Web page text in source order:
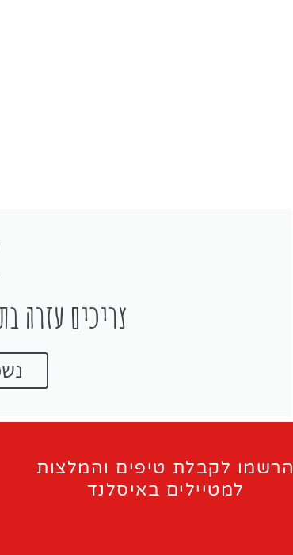
צריכים עזרה
הרשמו לקבלת טיפים והמלצות
למטיילים באיסלנד